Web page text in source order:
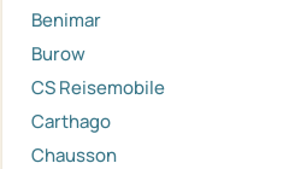
Benimar
Burow
CS Reisemobile
Carthago
Chausson